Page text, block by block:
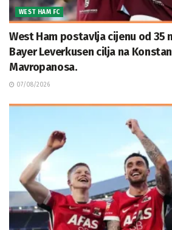
WEST HAM FC
West Ham postavlja cijenu od 35
Bayer Leverkusen cilja na
Mavropanosa.
07/08/2026